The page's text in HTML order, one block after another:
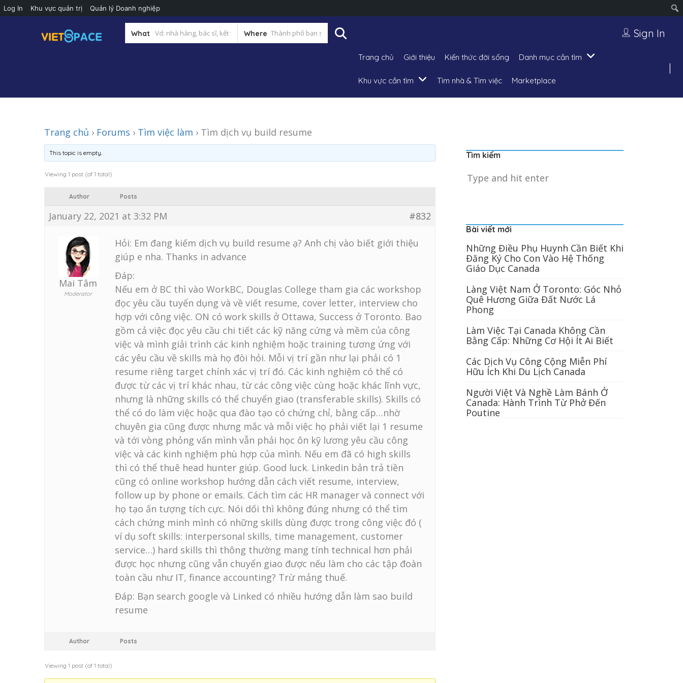
Log In Khu vực quản trị Quản lý Doanh nghiệp
What Where Sign In
Trang chủ Giới thiệu Kiến thức đời sống Danh mục cần tìm
Khu vực cần tìm Tìm nhà & Tìm việc Marketplace
Trang chủ › Forums › Tìm việc làm › Tìm dịch vụ build resume
This topic is empty.
Viewing 1 post (of 1 total)
Author Posts
January 22, 2021 at 3:32 PM #832
Mai Tâm
Moderator
Hỏi: Em đang kiếm dịch vụ build resume ạ? Anh chị vào biết giới thiệu
giúp e nha. Thanks in advance
Đáp:
Nếu em ở BC thì vào WorkBC, Douglas College tham gia các workshop
đọc yêu cầu tuyển dụng và về viết resume, cover letter, interview cho
hợp với công việc. ON có work skills ở Ottawa, Success ở Toronto. Bao
gồm cả việc đọc yêu cầu chi tiết các kỹ năng cứng và mềm của công
việc và mình giải trình các kinh nghiệm hoặc training tương ứng với
các yêu cầu về skills mà họ đòi hỏi. Mỗi vị trí gần như lại phải có 1
resume riêng target chính xác vị trí đó. Các kinh nghiệm có thể có
được từ các vị trí khác nhau, từ các công việc cùng hoặc khác lĩnh vực,
nhưng là những skills có thể chuyển giao (transferable skills). Skills có
thể có do làm việc hoặc qua đào tạo có chứng chỉ, bằng cấp…nhờ
chuyên gia cũng được nhưng mắc và mỗi việc họ phải viết lại 1 resume
và tới vòng phỏng vấn mình vẫn phải học ôn kỹ lương yêu cầu công
việc và các kinh nghiệm phù hợp của mình. Nếu em đã có high skills
thì có thể thuê head hunter giúp. Good luck. Linkedin bản trả tiền
cũng có online workshop hướng dẫn cách viết resume, interview,
follow up by phone or emails. Cách tìm các HR manager và connect với
họ tạo ấn tượng tích cực. Nói dối thì không đúng nhưng có thể tìm
cách chứng minh mình có những skills dùng được trong công việc đó (
ví dụ soft skills: interpersonal skills, time management, customer
service…) hard skills thì thông thường mang tính technical hơn phải
được học nhưng cũng vẫn chuyển giao được nếu làm cho các tập đoàn
toàn cầu như IT, finance accounting? Trừ mảng thuế.
Đáp: Bạn search google và Linked có nhiều hướng dẫn làm sao build
resume
Author Posts
Viewing 1 post (of 1 total)
Tìm kiếm
Bài viết mới
Những Điều Phụ Huynh Cần Biết Khi
Đăng Ký Cho Con Vào Hệ Thống
Giáo Dục Canada
Làng Việt Nam Ở Toronto: Góc Nhỏ
Quê Hương Giữa Đất Nước Lá
Phong
Làm Việc Tại Canada Không Cần
Bằng Cấp: Những Cơ Hội Ít Ai Biết
Các Dịch Vụ Công Cộng Miễn Phí
Hữu Ích Khi Du Lịch Canada
Người Việt Và Nghề Làm Bánh Ở
Canada: Hành Trình Từ Phở Đến
Poutine